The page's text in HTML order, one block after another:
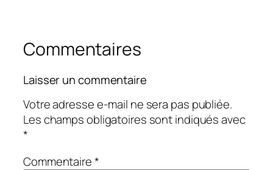
Commentaires
Laisser un commentaire
Votre adresse e-mail ne sera pas publiée.
Les champs obligatoires sont indiqués avec
*
Commentaire*